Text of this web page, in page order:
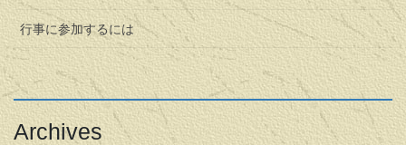
行事に参加するには
Archives